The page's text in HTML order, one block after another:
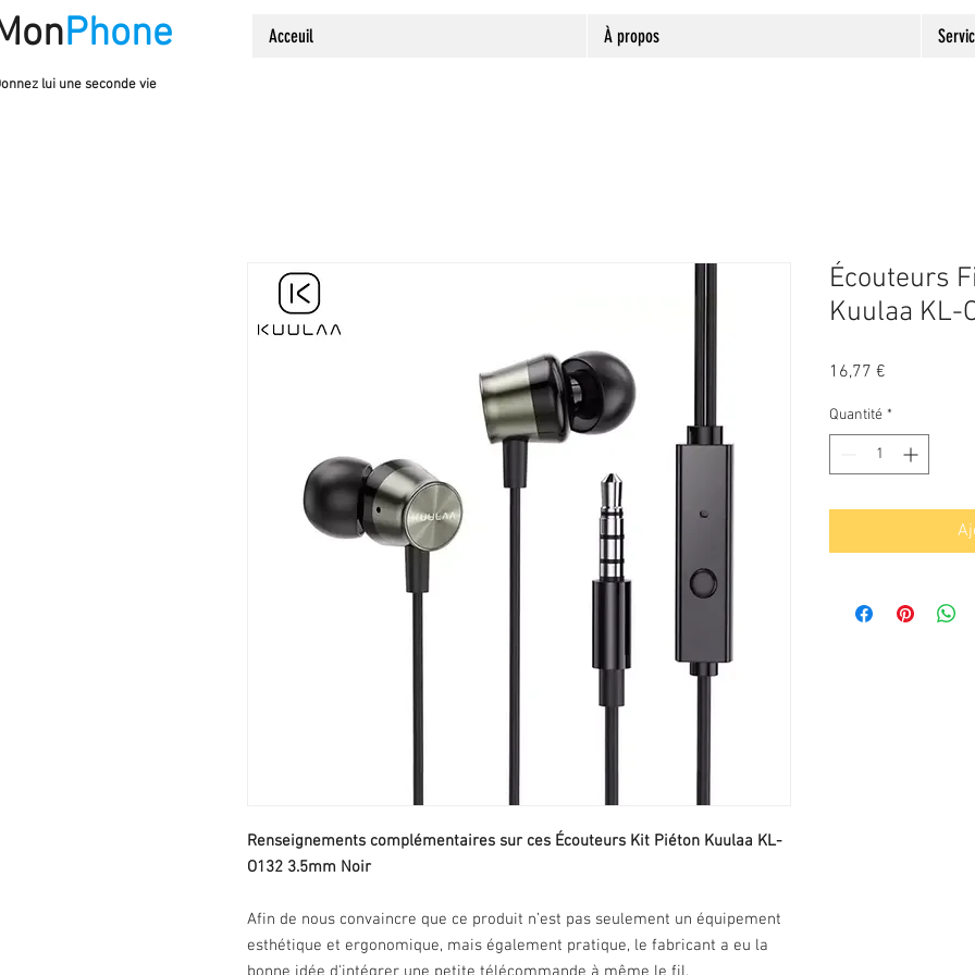
Phone Acceuil À propos
lui une seconde vie
Renseignements complémentaires sur ces Écouteurs Kit Piéton Kuulaa KL-
O132 3.5mm Noir
Afin de nous convaincre que ce produit n’est pas seulement un équipement
esthétique et ergonomique, mais également pratique, le fabricant a eu la
Écouteurs
Kuulaa KL-
16,77 €
Quantité *